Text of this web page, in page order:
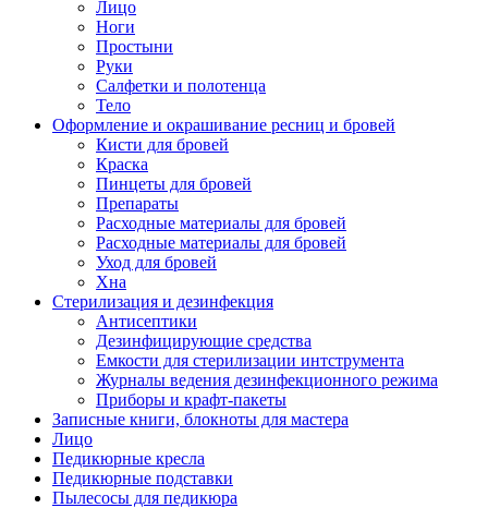
Лицо
Ноги
Простыни
Руки
Салфетки и полотенца
Тело
Оформление и окрашивание ресниц и бровей
Кисти для бровей
Краска
Пинцеты для бровей
Препараты
Расходные материалы для бровей
Расходные материалы для бровей
Уход для бровей
Хна
Стерилизация и дезинфекция
Антисептики
Дезинфицирующие средства
Емкости для стерилизации интструмента
Журналы ведения дезинфекционного режима
Приборы и крафт-пакеты
Записные книги, блокноты для мастера
Лицо
Педикюрные кресла
Педикюрные подставки
Пылесосы для педикюра